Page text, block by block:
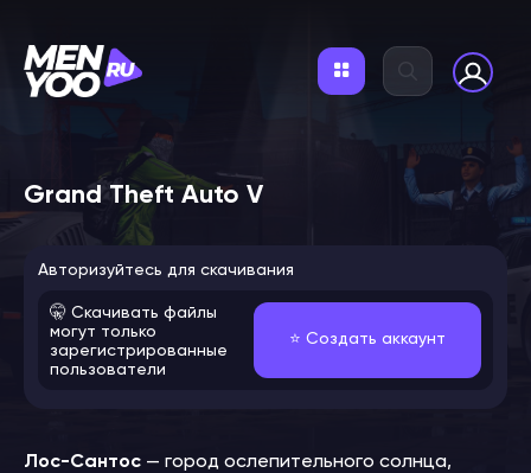
Grand Theft Auto V
Авторизуйтесь для скачивания
🤫 Скачивать файлы
могут только
зарегистрированные
пользователи
⭐️ Создать аккаунт
Лос-Сантос — город ослепительного солнца,